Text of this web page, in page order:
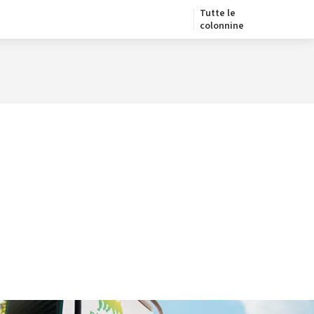
Tutte le
colonnine